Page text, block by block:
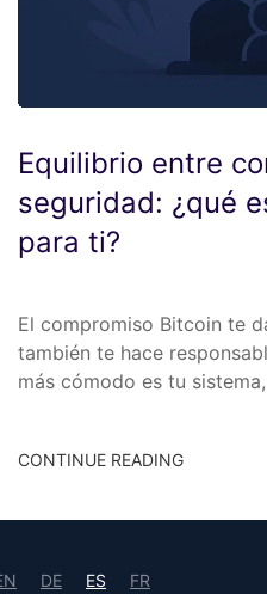
Equilibrio entre
seguridad: ¿qué
para ti?
El compromiso Bitcoin te
también te hace
más cómodo es tu
CONTINUE READING
DE ES FR